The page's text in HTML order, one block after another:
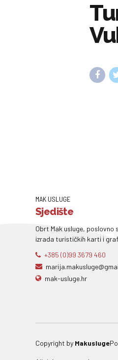
MAK USLUGE
Sjedište
Obrt Mak usluge, poslovno
izrada turističkih karti i
+385 (0)99 3679 460
mak-usluge.hr
Copyright by Makusluge